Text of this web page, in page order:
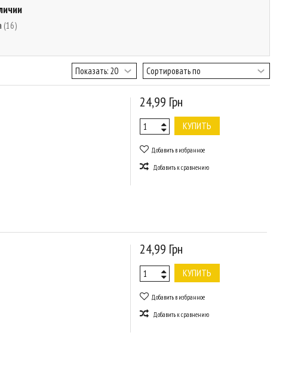
(16)
24,99 Грн
КУПИТЬ
Добавить в избранное
Добавить к сравнению
24,99 Грн
КУПИТЬ
Добавить в избранное
Добавить к сравнению